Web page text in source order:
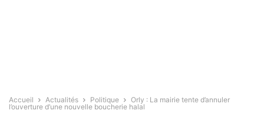
Accueil Actualités Politique
Orly : La mairie tente d’annuler
l’ouverture d’une nouvelle boucherie halal